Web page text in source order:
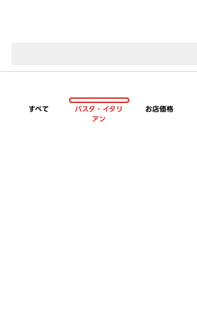
すべて
パスタ・イタリ
アン
お店価格